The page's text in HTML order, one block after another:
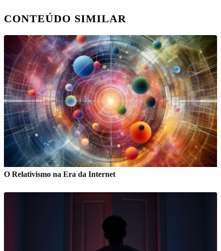
CONTEÚDO SIMILAR
O Relativismo na Era da Internet